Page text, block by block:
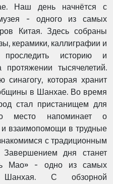
Наш день начнётся с
- одного из самых
Китая. Здесь собраны
керамики, каллиграфии и
историю и
тысячелетий.
которая хранит
в Шанхае. Во время
стал пристанищем для
место напоминает о
и взаимопомощи в трудные
с традиционным
дня станет
Мао» - одно из самых
Шанхая. С обзорной